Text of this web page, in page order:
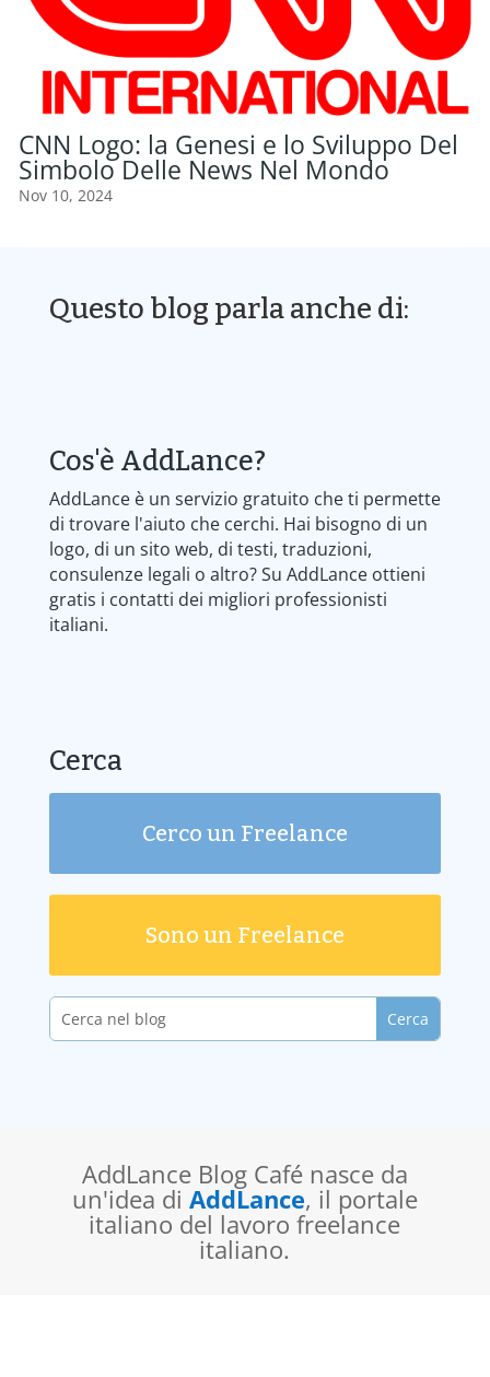
CNN Logo: la Genesi e lo Sviluppo Del
Simbolo Delle News Nel Mondo
Nov 10, 2024
Questo blog parla anche di:
Cos'è AddLance?
AddLance è un servizio gratuito che ti permette
di trovare l'aiuto che cerchi. Hai bisogno di un
logo, di un sito web, di testi, traduzioni,
consulenze legali o altro? Su AddLance ottieni
gratis i contatti dei migliori professionisti
italiani.
Cerca
Cerco un Freelance
Sono un Freelance
AddLance Blog Café nasce da
un'idea di AddLance, il portale
italiano del lavoro freelance
italiano.